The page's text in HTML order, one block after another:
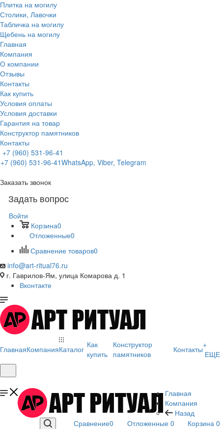
Плитка на могилу
Столики, Лавочки
Табличка на могилу
Щебень на могилу
Главная
Компания
О компании
Отзывы
Контакты
Как купить
Условия оплаты
Условия доставки
Гарантия на товар
Конструктор памятников
Контакты
+7 (960) 531-96-41
+7 (960) 531-96-41WhatsApp, Viber, Telegram
Заказать звонок
Задать вопрос
Войти
Корзина0
Отложенные0
Сравнение товаров0
info@art-ritual76.ru
г. Гаврилов-Ям, улица Комарова д. 1
Вконтакте
ГлавнаяКомпанияКаталог Как
купить
Конструктор
памятников
Контакты+
ЕЩЕ
Сравнение0 Отложенные 0 Корзина 0
Главная
Компания
Назад